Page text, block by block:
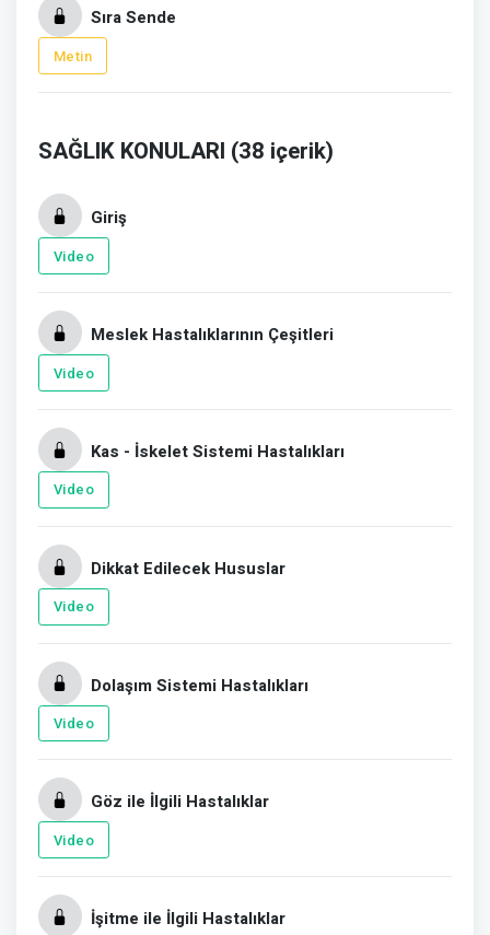
Sıra Sende
Metin
SAĞLIK KONULARI (38 içerik)
Giriş
Video
Meslek Hastalıklarının Çeşitleri
Video
Kas - İskelet Sistemi Hastalıkları
Video
Dikkat Edilecek Hususlar
Video
Dolaşım Sistemi Hastalıkları
Video
Göz ile İlgili Hastalıklar
Video
İşitme ile İlgili Hastalıklar